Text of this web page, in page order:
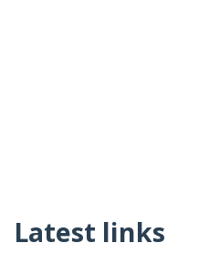
Latest links